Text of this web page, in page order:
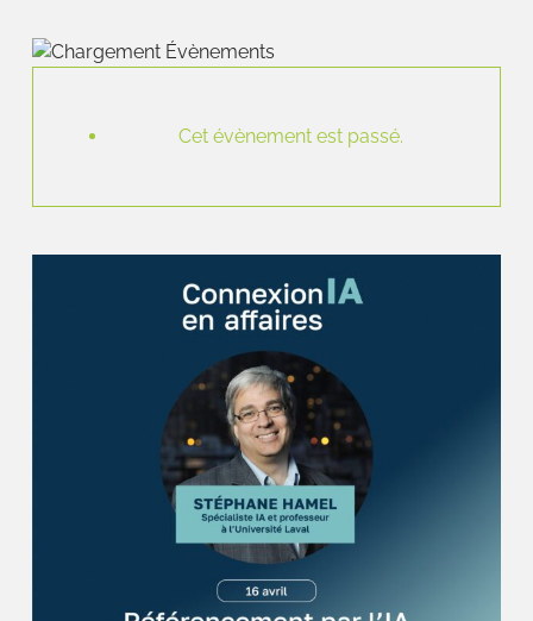
Cet évènement est passé.